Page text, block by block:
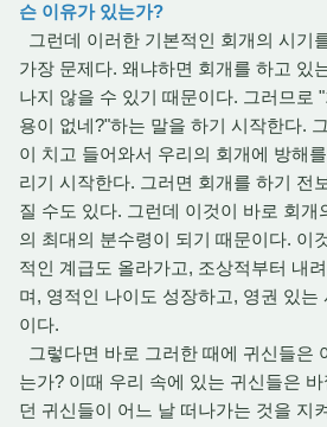
슨 이유가 있는가?
그런데 이러한 기본적인 회개의 시기
가장 문제다. 왜냐하면 회개를 하고 있
나지 않을 수 있기 때문이다. 그러므로
용이 없네?"하는 말을 하기 시작한다.
이 치고 들어와서 우리의 회개에 방해
리기 시작한다. 그러면 회개를 하기 전
질 수도 있다. 그런데 이것이 바로 회개
의 최대의 분수령이 되기 때문이다. 이
적인 계급도 올라가고, 조상적부터 내
며, 영적인 나이도 성장하고, 영권 있는
이다.
그렇다면 바로 그러한 때에 귀신들은
는가? 이때 우리 속에 있는 귀신들은
던 귀신들이 어느 날 떠나가는 것을 지